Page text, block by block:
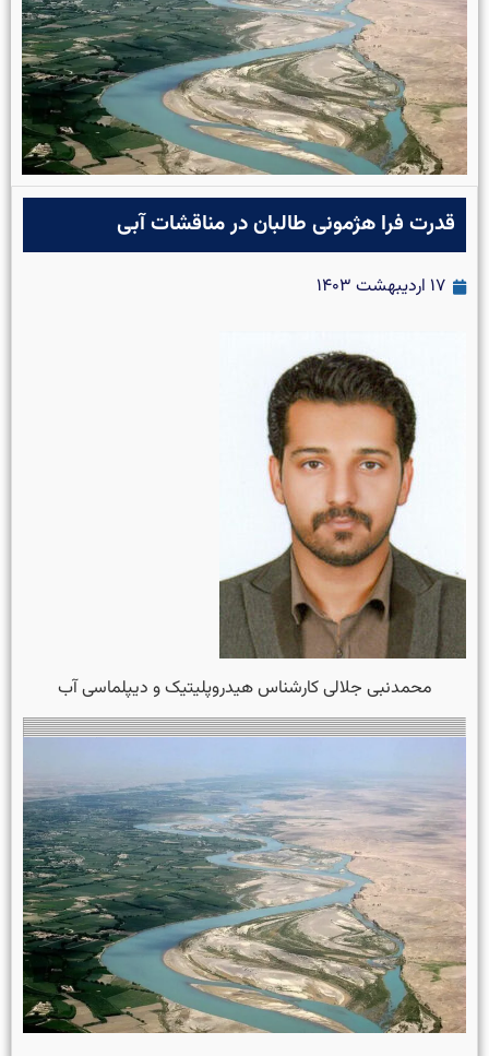
قدرت فرا هژمونی طالبان در مناقشات آبی
۱۷ اردیبهشت ۱۴۰۳
محمدنبی جلالی کارشناس هیدروپلیتیک و دیپلماسی آب